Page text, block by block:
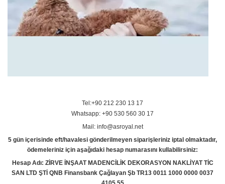
Tel:+90 212 230 13 17
Whatsapp: +90 530 560 30 17
Mail: info@asroyal.net
5 gün içerisinde eft/havalesi gönderilmeyen siparişleriniz iptal olmaktadır,
ödemeleriniz için aşağıdaki hesap numarasını kullabilirsiniz:
Hesap Adı: ZİRVE İNŞAAT MADENCİLİK DEKORASYON NAKLİYAT TİC
SAN LTD ŞTİ QNB Finansbank Çağlayan Şb TR13 0011 1000 0000 0037